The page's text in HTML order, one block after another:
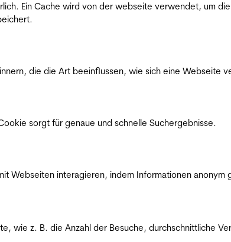
Ein Cache wird von der webseite verwendet, um
die die Art beeinflussen, wie sich eine Webseite
sorgt für genaue und schnelle Suchergebnisse.
Webseiten interagieren, indem Informationen
wie z. B. die Anzahl der Besuche, durchschnittliche